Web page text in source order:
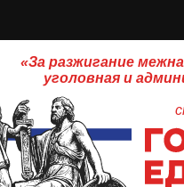
«За разжигание
уголовная и